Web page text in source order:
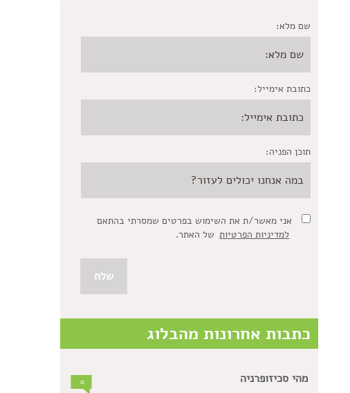
שם מלא:
כתובת אימייל:
תוכן הפניה:
אני מאשר/ת את השימוש בפרטים שמסרתי בהתאם
למדיניות הפרטיות
כתבות אחרונות מהבלוג
מהי סכיזופרניה 0